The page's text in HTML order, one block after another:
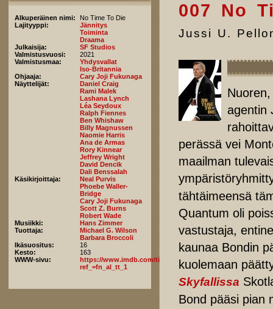
Alkuperäinen nimi:
No Time To Die
Lajityyppi:
Jännitys
Toiminta
Draama
Julkaisija:
SF Studios
Valmistusvuosi:
2021
Valmistusmaa:
Yhdysvallat
Iso-Britannia
Ohjaaja:
Cary Joji Fukunaga
Näyttelijät:
Daniel Craig
Rami Malek
Lashana Lynch
Léa Seydoux
Ralph Fiennes
Ben Whishaw
Billy Magnussen
Naomie Harris
Ana de Armas
Rory Kinnear
Jeffrey Wright
David Dencik
Dali Benssalah
Käsikirjoittaja:
Neal Purvis
Phoebe Waller-
Bridge
Cary Joji Fukunaga
Scott Z. Burns
Robert Wade
Musiikki:
Hans Zimmer
Tuottaja:
Michael G. Wilson
Barbara Broccoli
Ikäsuositus:
16
Kesto:
163
WWW-sivu:
https://www.imdb.com/title/tt2382320/?
ref_=fn_al_tt_1
007 No
Jussi U.
agentin
perässä vei
maailman
tähtäimeensä
Quantum oli
vastustaja,
kaunaa Bondin
kuolemaan
Skyfallissa
Bond pääsi pian